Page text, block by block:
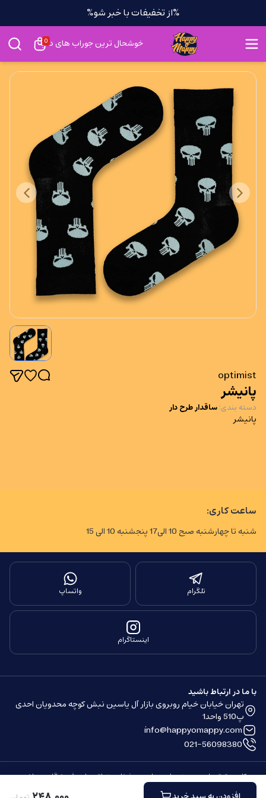
%از تخفیفات با خبر شو%
خوشحال ترین جوراب های دنیا
0
optimist
پانیشر
دسته بندی: ساقدار طرح دار
پانیشر
ساعت کاری:
شنبه تا چهارشنبه صبح 10 الی17 پنجشنبه 10 الی 15
تلگرام واتساپ
اینستاگرام
با ما در ارتباط باشید
تهران خیابان خیام روبروی بازار آل یاسین نبش کوچه محدویان احدی
پ510 واحد1
info@happyomappy.com
021-56098380
کلیه حقوق مادی و معنوی این سایت محفوظ و متعلق به این فروشگاه می باشد.
ساخته شده توسط